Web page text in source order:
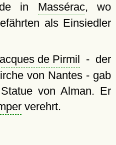
in Massérac, wo
als Einsiedler
de Pirmil - der
von Nantes - gab
von Alman. Er
verehrt.